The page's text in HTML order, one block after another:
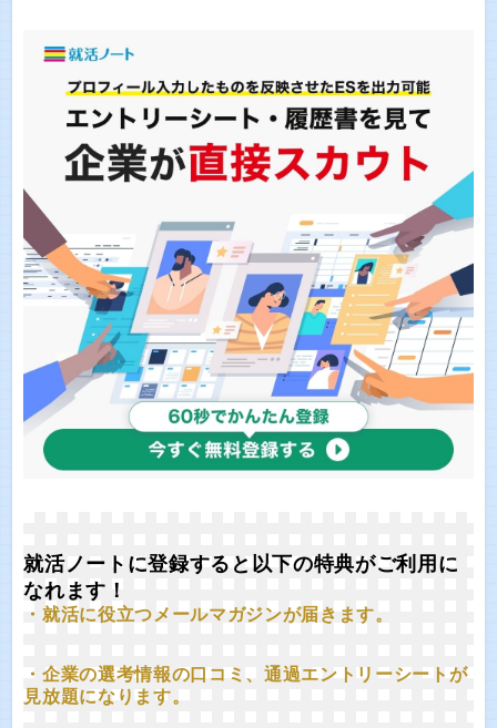
就活ノートに登録すると以下の特典がご利用に
なれます！
・就活に役立つメールマガジンが届きます。
・企業の選考情報の口コミ、通過エントリーシートが
見放題になります。